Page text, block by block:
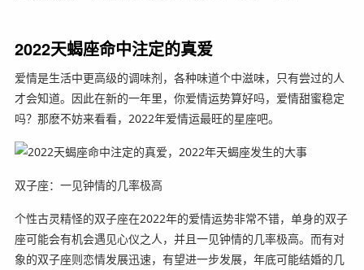
2022天蝎座命中注定的真爱
爱情是生活中更高级的调味剂，各种味道个中滋味，只有尝过的人
才会知道。因此在新的一年里，你爱情运势算好吗，爱情甜蜜稳定
吗？那麽不妨来看看，2022年爱情运最旺的星座吧。
双子座：一见钟情的几率极高
个性古灵精怪的双子座在2022年的爱情运势非常不错，单身的双子
座可能会有机会遇见心仪之人，并且一见钟情的几率极高。而有对
象的双子座则恋情发展迅速，有望进一步发展，年底可能结婚的几